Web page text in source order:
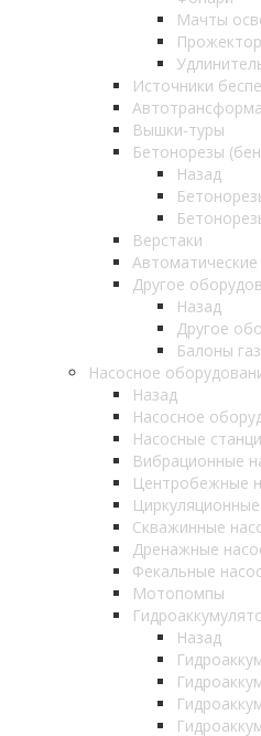
Мачты
Источники
Вышки-туры
Бетонорезы
Назад
Верстаки
Другое
Назад
Другое
Балоны
Насосное
Назад
Насосное
Насосные
Вибрационные
Центробежные
Скважинные
Дренажные
Фекальные
Мотопомпы
Назад